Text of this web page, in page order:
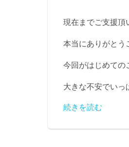
現在までご支援頂
本当にありがとうご
今回がはじめての
大きな不安でいっ
続きを読む